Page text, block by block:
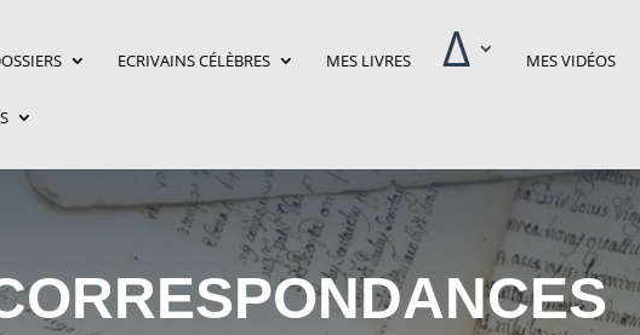
ECRIVAINS CÉLÈBRES MES LIVRES ‎Δ MES VIDÉOS